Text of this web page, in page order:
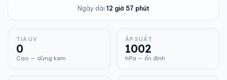
Ngày dài 12 giờ 57 phút
TIA UV
0
Cao — dùng kem
ÁP SUẤT
1002
hPa — ổn định